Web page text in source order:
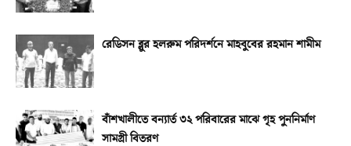
রেডিসন ব্লুর হলরুম পরিদর্শনে মাহবুবের রহমান শামীম
বাঁশখালীতে বন্যার্ত ৩২ পরিবারের মাঝে গৃহ পুননির্মাণ
সামগ্রী বিতরণ